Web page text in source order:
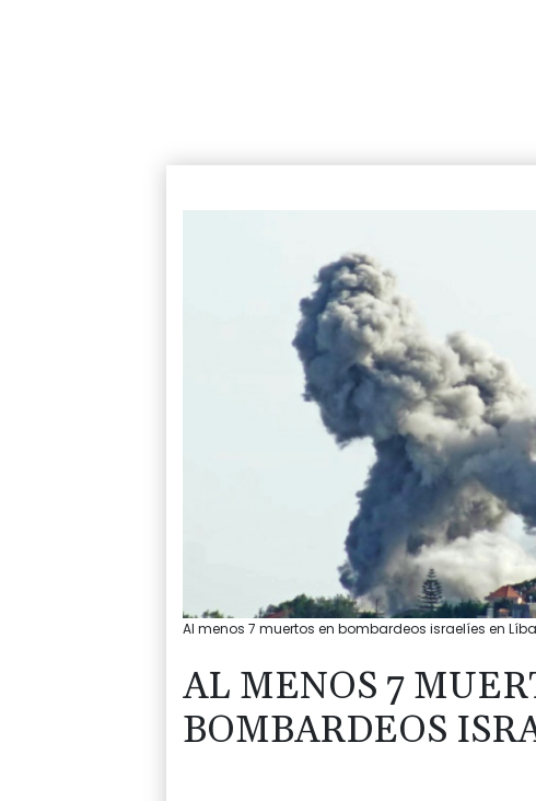
Al menos 7 muertos en bombardeos israelíes en
AL MENOS 7
BOMBARDEOS